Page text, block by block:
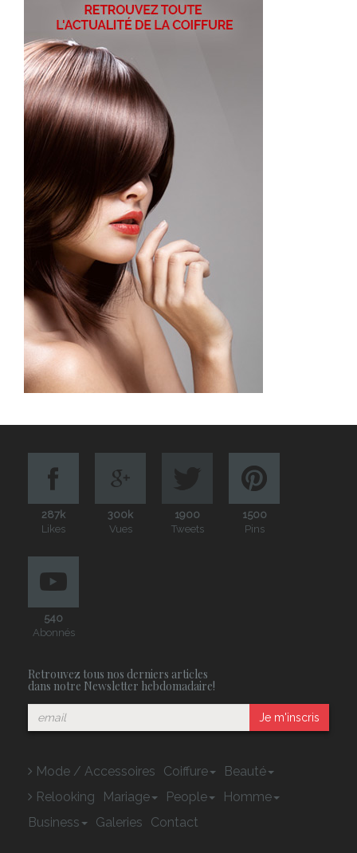
287k
Likes
300k
Vues
1900
Tweets
1500
Pins
540
Abonnés
Retrouvez tous nos derniers articles
dans notre Newsletter hebdomadaire!
Je m'inscris
Mode / Accessoires Coiffure
Beauté
Relooking
Mariage People
Homme
Business
Galeries Contact